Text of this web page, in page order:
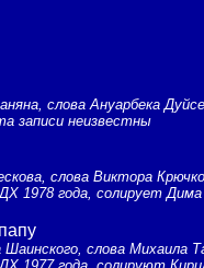
слова Ануарбека
записи неизвестны
слова Виктора
1978 года, солирует Дима
слова Михаила